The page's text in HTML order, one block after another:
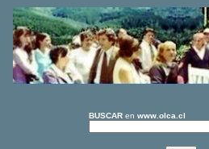
BUSCAR en www.olca.cl